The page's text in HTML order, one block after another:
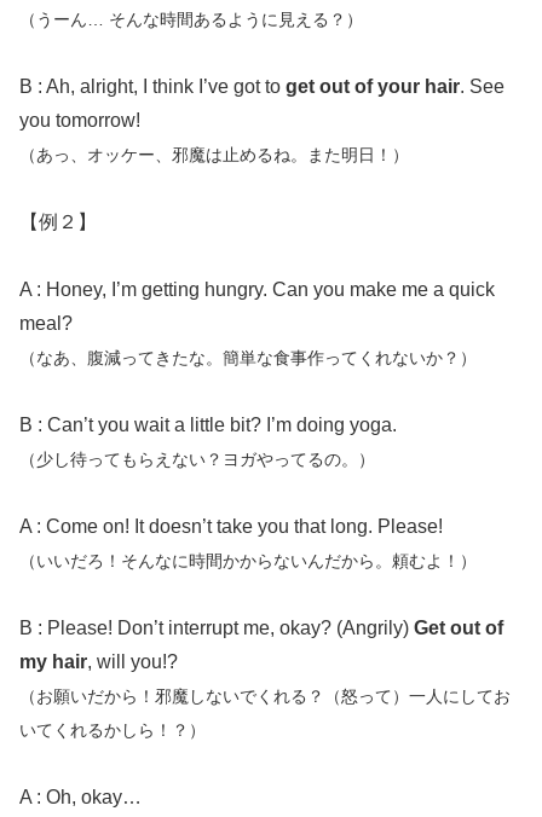
（うーん… そんな時間あるように見える？）
B : Ah, alright, I think I’ve got to get out of your hair. See
you tomorrow!
（あっ、オッケー、邪魔は止めるね。また明日！）
【例２】
A : Honey, I’m getting hungry. Can you make me a quick
meal?
（なあ、腹減ってきたな。簡単な食事作ってくれないか？）
B : Can’t you wait a little bit? I’m doing yoga.
（少し待ってもらえない？ヨガやってるの。）
A : Come on! It doesn’t take you that long. Please!
（いいだろ！そんなに時間かからないんだから。頼むよ！）
B : Please! Don’t interrupt me, okay? (Angrily) Get out of
my hair, will you!?
（お願いだから！邪魔しないでくれる？（怒って）一人にしてお
いてくれるかしら！？）
A : Oh, okay…